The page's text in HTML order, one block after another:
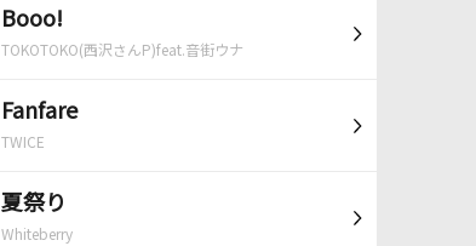
Booo!
TOKOTOKO(西沢さんP)feat.音街ウナ
Fanfare
TWICE
夏祭り
Whiteberry